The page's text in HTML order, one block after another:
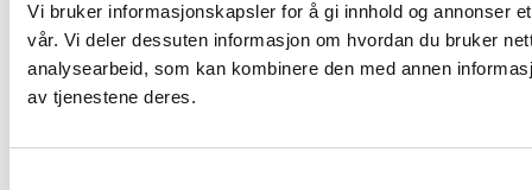
Vi bruker informasjonskapsler for å gi innhold og annonser
vår. Vi deler dessuten informasjon om hvordan du bruker
analysearbeid, som kan kombinere den med annen
av tjenestene deres.